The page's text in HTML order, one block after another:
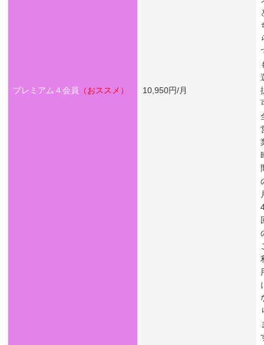
プレミアム４会員 （おススメ） 10,950円/月